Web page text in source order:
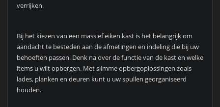
verrijken.
Bij het kiezen van een massief eiken kast is het belangrijk om
aandacht te besteden aan de afmetingen en indeling die bij uw
behoeften passen. Denk na over de functie van de kast en welke
items u wilt opbergen. Met slimme opbergoplossingen zoals
lades, planken en deuren kunt u uw spullen georganiseerd
houden.